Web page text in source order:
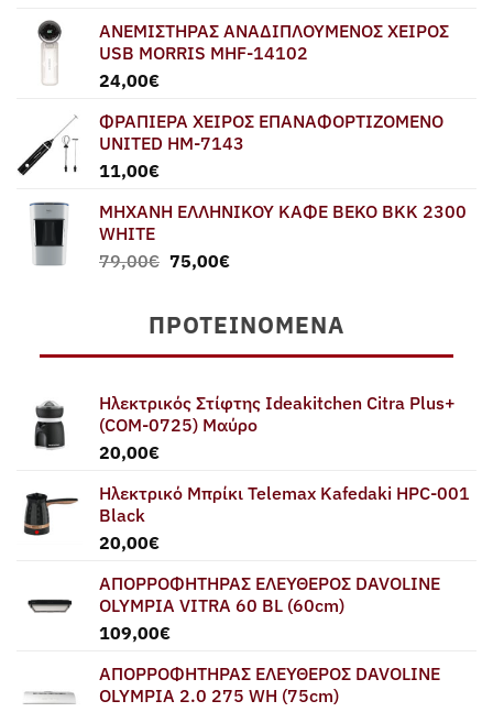
ΑΝΕΜΙΣΤΗΡΑΣ ΑΝΑΔΙΠΛΟΥΜΕΝΟΣ ΧΕΙΡΟΣ
USB MORRIS MHF-14102
24,00€
ΦΡΑΠΙΕΡΑ ΧΕΙΡΟΣ ΕΠΑΝΑΦΟΡΤΙΖΟΜΕΝΟ
UNITED HM-7143
11,00€
ΜΗΧΑΝΗ ΕΛΛΗΝΙΚΟΥ ΚΑΦΕ BEKO BKK 2300
WHITE
79,00€ Original
79,00€.
75,00€Η
είναι:
75,00€.
ΠΡΟΤΕΙΝΌΜΕΝΑ
Ηλεκτρικός Στίφτης Ideakitchen Citra Plus+
(COM-0725) Μαύρο
20,00€
Ηλεκτρικό Μπρίκι Telemax Kafedaki HPC-001
Black
20,00€
ΑΠΟΡΡΟΦΗΤΗΡΑΣ ΕΛΕΥΘΕΡΟΣ DAVOLINE
OLYMPIA VITRA 60 BL (60cm)
109,00€
ΑΠΟΡΡΟΦΗΤΗΡΑΣ ΕΛΕΥΘΕΡΟΣ DAVOLINE
OLYMPIA 2.0 275 WH (75cm)